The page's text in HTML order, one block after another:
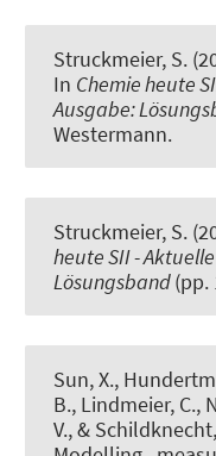
Struckmeier, S.
In Chemie heute
Ausgabe:
Westermann.
Struckmeier, S.
heute SII -
Lösungsband(pp.
Sun, X.,
B., Lindmeier, C.,
V., &